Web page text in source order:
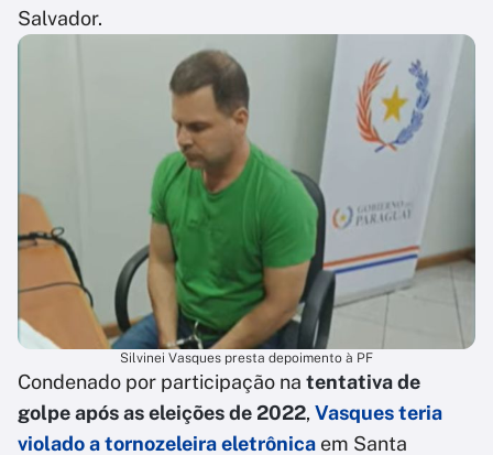
Salvador.
Silvinei Vasques presta depoimento à PF
Condenado por participação na tentativa de
golpe após as eleições de 2022, Vasques teria
violado a tornozeleira eletrônica em Santa